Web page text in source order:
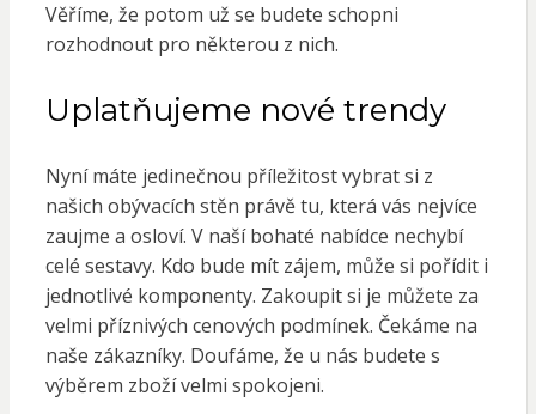
Věříme, že potom už se budete schopni
rozhodnout pro některou z nich.
Uplatňujeme nové trendy
Nyní máte jedinečnou příležitost vybrat si z
našich obývacích stěn právě tu, která vás nejvíce
zaujme a osloví. V naší bohaté nabídce nechybí
celé sestavy. Kdo bude mít zájem, může si pořídit i
jednotlivé komponenty. Zakoupit si je můžete za
velmi příznivých cenových podmínek. Čekáme na
naše zákazníky. Doufáme, že u nás budete s
výběrem zboží velmi spokojeni.